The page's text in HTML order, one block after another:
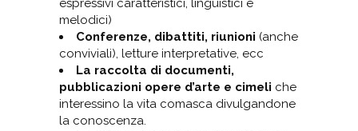
espressivi caratteristici, linguistici e
melodici)
Conferenze, dibattiti, riunioni (anche
conviviali), letture interpretative, ecc
La raccolta di documenti,
pubblicazioni opere d’arte e cimeli che
interessino la vita comasca divulgandone
la conoscenza.